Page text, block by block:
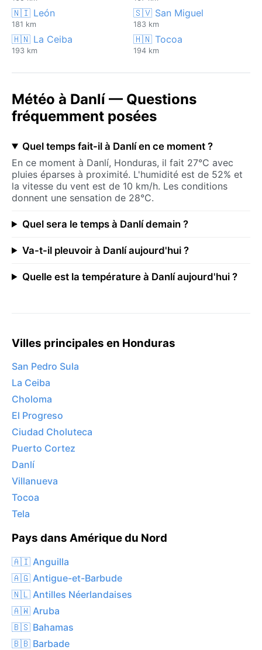
🇳🇮 León
181 km
🇸🇻 San Miguel
183 km
🇭🇳 La Ceiba
193 km
🇭🇳 Tocoa
194 km
Météo à Danlí — Questions
fréquemment posées
Quel temps fait-il à Danlí en ce moment ?
En ce moment à Danlí, Honduras, il fait 27°C avec
pluies éparses à proximité. L'humidité est de 52% et
la vitesse du vent est de 10 km/h. Les conditions
donnent une sensation de 28°C.
Quel sera le temps à Danlí demain ?
Va-t-il pleuvoir à Danlí aujourd'hui ?
Quelle est la température à Danlí aujourd'hui ?
Villes principales en Honduras
San Pedro Sula
La Ceiba
Choloma
El Progreso
Ciudad Choluteca
Puerto Cortez
Danlí
Villanueva
Tocoa
Tela
Pays dans Amérique du Nord
🇦🇮 Anguilla
🇦🇬 Antigue-et-Barbude
🇳🇱 Antilles Néerlandaises
🇦🇼 Aruba
🇧🇸 Bahamas
🇧🇧 Barbade